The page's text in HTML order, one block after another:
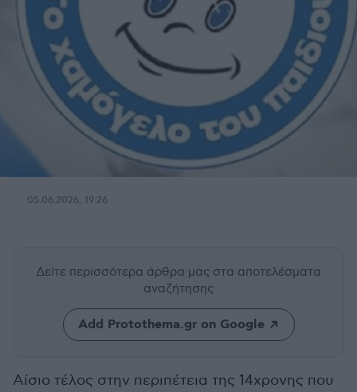
05.06.2026, 19:26
Δείτε περισσότερα άρθρα μας στα αποτελέσματα
αναζήτησης
Add Protothema.gr on Google
Αίσιο τέλος στην περιπέτεια της 14χρονης που